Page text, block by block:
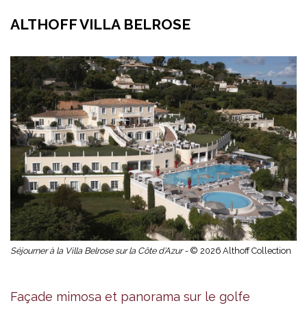
ALTHOFF VILLA BELROSE
Séjourner à la Villa Belrose sur la Côte d’Azur - © 2026 Althoff Collection
Façade mimosa et panorama sur le golfe